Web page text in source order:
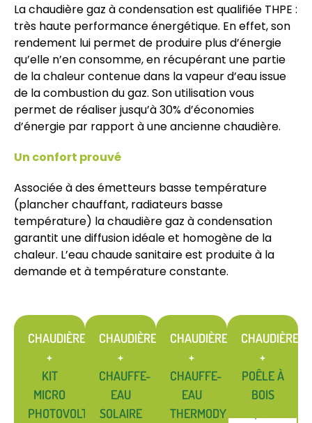
La chaudière gaz à condensation est qualifiée THPE :
très haute performance énergétique. En effet, son
rendement lui permet de produire plus d’énergie
qu’elle n’en consomme, en récupérant une partie
de la chaleur contenue dans la vapeur d’eau issue
de la combustion du gaz. Son utilisation vous
permet de réaliser jusqu’à 30% d’économies
d’énergie par rapport à une ancienne chaudière.
Un confort prouvé
Associée à des émetteurs basse température
(plancher chauffant, radiateurs basse
température) la chaudière gaz à condensation
garantit une diffusion idéale et homogène de la
chaleur. L’eau chaude sanitaire est produite à la
demande et à température constante.
CHAUDIÈRE
+
KIT
MICRO
PHOTOVOLTAÏQUE
CHAUDIÈRE
+
CHAUFFE-
EAU
SOLAIRE
CHAUDIÈRE
+
CHAUFFE-
EAU
THERMODYNAMIQUE
CHAUDIÈRE
+
POÊLE À
BOIS